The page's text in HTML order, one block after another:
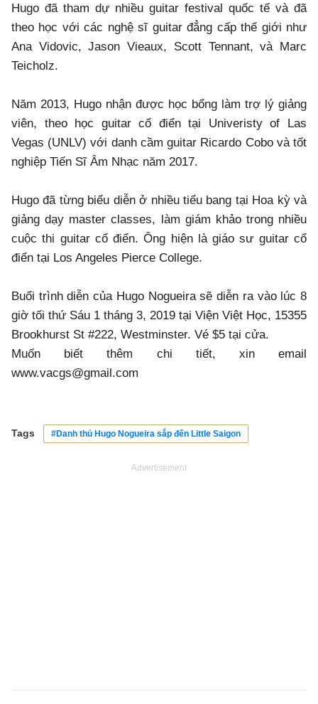
Hugo đã tham dự nhiều guitar festival quốc tế và đã
theo học với các nghệ sĩ guitar đẳng cấp thế giới như
Ana Vidovic, Jason Vieaux, Scott Tennant, và Marc
Teicholz.
Năm 2013, Hugo nhận được học bổng làm trợ lý giảng
viên, theo học guitar cổ điển tại Univeristy of Las
Vegas (UNLV) với danh cầm guitar Ricardo Cobo và tốt
nghiệp Tiến Sĩ Âm Nhạc năm 2017.
Hugo đã từng biểu diễn ở nhiều tiểu bang tại Hoa kỳ và
giảng dạy master classes, làm giám khảo trong nhiều
cuộc thi guitar cổ điển. Ông hiện là giáo sư guitar cổ
điển tại Los Angeles Pierce College.
Buổi trình diễn của Hugo Nogueira sẽ diễn ra vào lúc 8
giờ tối thứ Sáu 1 tháng 3, 2019​ tại Viện Việt Học, 15355
Brookhurst St #222, Westminster. Vé $5 tại cửa.
Muốn biết thêm chi tiết, xin email
www.vacgs@gmail.com
Tags #Danh thủ Hugo Nogueira sắp đến Little Saigon
Advertisement